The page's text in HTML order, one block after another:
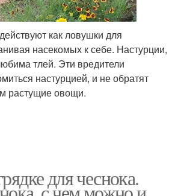
как ловушки для
насекомых к себе. Настурции,
тлей. Эти вредители
настурцией, и не обратят
растущие овощи.
для чеснока.